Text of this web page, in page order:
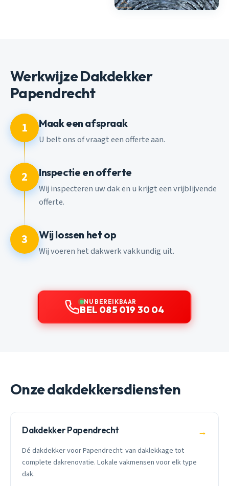
Werkwijze Dakdekker
Papendrecht
1 Maak een afspraak
U belt ons of vraagt een offerte aan.
2 Inspectie en offerte
Wij inspecteren uw dak en u krijgt een vrijblijvende
offerte.
3 Wij lossen het op
Wij voeren het dakwerk vakkundig uit.
NU BEREIKBAAR
BEL 085 019 30 04
Onze dakdekkersdiensten
Dakdekker Papendrecht →
Dé dakdekker voor Papendrecht: van daklekkage tot
complete dakrenovatie. Lokale vakmensen voor elk type
dak.